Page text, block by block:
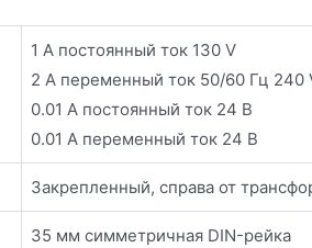
1 А постоянный ток 130 V
2 А переменный ток 50/60 Гц 240
0.01 А постоянный ток 24 В
0.01 А переменный ток 24 В
Закрепленный, справа от
35 мм симметричная DIN-рейка